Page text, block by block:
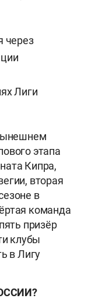
через
Лиги
этапа
Кипра,
вторая
в
команда
призёр
клубы
в Лигу